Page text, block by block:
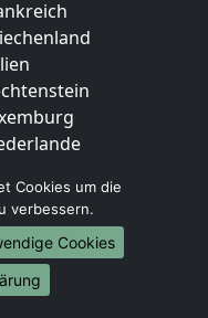
Cookies um die
verbessern.
Cookies